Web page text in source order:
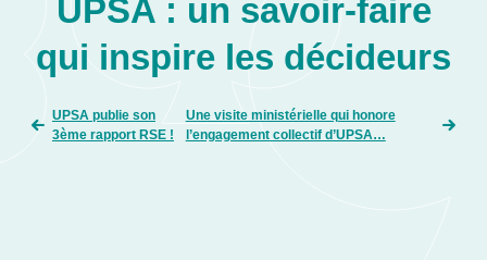
UPSA : un savoir-faire
qui inspire les décideurs
UPSA publie son
3ème rapport RSE !
Une visite ministérielle qui honore
l’engagement collectif d’UPSA…